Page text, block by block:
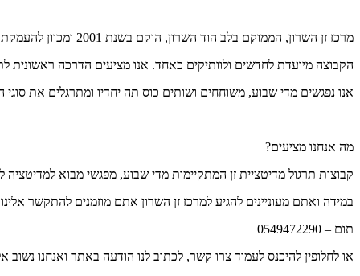
מרכז זן השרון, הממוקם בלב הוד השרון, הוקם בשנת 2001 ומכוון להעמקת תרגול הזן והמדיטציה בחיי היום יום.
הקבוצה מיועדת לחדשים ולוותיקים כאחד. אנו מציעים הדרכה ראשונית
אנו נפגשים מדי שבוע, משוחחים ושותים כוס תה יחדיו ומתרגלים את סוגי
מה אנחנו מציעים?
קבוצות תרגול מדיטציית זן המתקיימות מדי שבוע, מפגשי מבוא
במידה ואתם מעוניינים להגיע למרכז זן השרון אתם מוזמנים להתקשר
תום – 0549472290
או לחלופין להיכנס לעמוד צרו קשר, לכתוב לנו הודעה באתר ואנחנו נשוב